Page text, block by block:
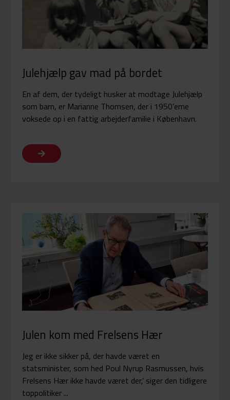
Julehjælp gav mad på bordet
En af dem, der tydeligt husker at modtage Julehjælp
som barn, er Marianne Thomsen, der i 1950’erne
voksede op i en fattig arbejderfamilie i København.
Julen kom med Frelsens Hær
Jeg er ikke sikker på, der havde været en
statsminister, som hed Poul Nyrup Rasmussen, hvis
Frelsens Hær ikke havde været der,’ siger den tidligere
toppolitiker ...